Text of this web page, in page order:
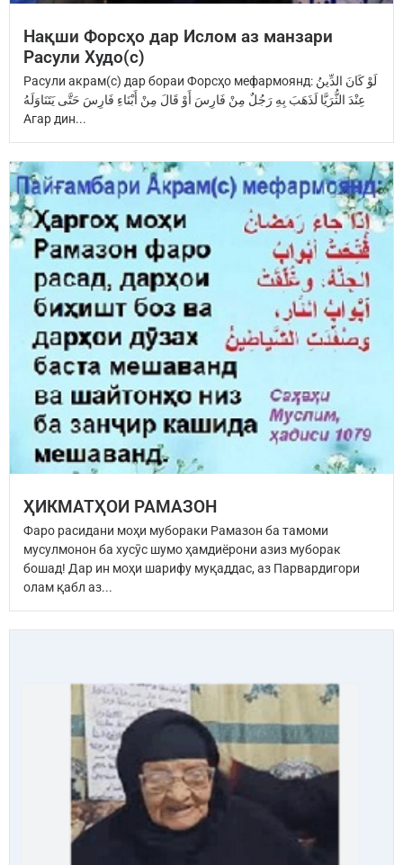
Нақши Форсҳо дар Ислом аз манзари
Расули Худо(с)
Расули акрам(с) дар бораи Форсҳо мефармоянд: ‏لَوْ كَانَ الدِّينُ
عِنْدَ ‏الثُّرَيَّا‏ ‏لَذَهَبَ بِهِ رَجُلٌ مِنْ فَارِسَ ‏أَوْ قَالَ مِنْ أَبْنَاءِ فَارِسَ ‏حَتَّى يَتَنَاوَلَهُ
Агар дин...
ҲИКМАТҲОИ РАМАЗОН
Фаро расидани моҳи мубораки Рамазон ба тамоми
мусулмонон ба хусӯс шумо ҳамдиёрони азиз муборак
бошад! Дар ин моҳи шарифу муқаддас, аз Парвардигори
олам қабл аз...